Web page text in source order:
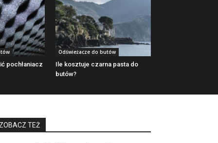
pochłaniacz
Odświeżacze do butów
Ile kosztuje czarna pasta do
butów?
ZOBACZ TEŻ